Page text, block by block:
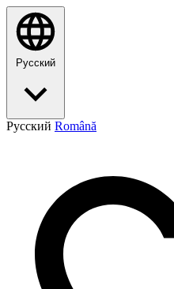
Русский
Русский Română